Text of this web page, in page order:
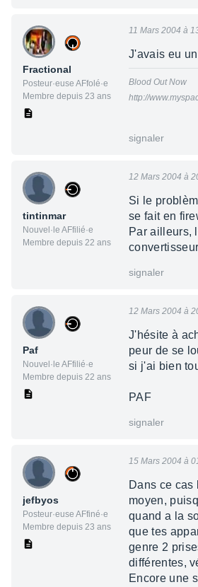
Fractional
Posteur·euse AFfolé·e
Membre depuis 23 ans
11 Mars 2004 à
J'avais eu
Blood Out Now
http://
signaler
tintinmar
Nouvel·le AFfilié·e
Membre depuis 22 ans
12 Mars 2004 à
Si le
se fait en
Par ailleurs,
signaler
Paf
Nouvel·le AFfilié·e
Membre depuis 22 ans
12 Mars 2004 à
J'hésite à
peur de se
si j'ai bien
PAF
signaler
jefbyos
Posteur·euse AFfiné·e
Membre depuis 23 ans
15 Mars 2004 à
Dans ce cas
moyen,
quand a la
que tes
genre 2
différentes,
Encore une